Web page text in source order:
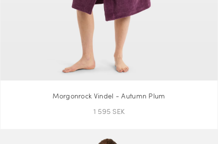
Morgonrock Vindel - Autumn Plum
1 595 SEK